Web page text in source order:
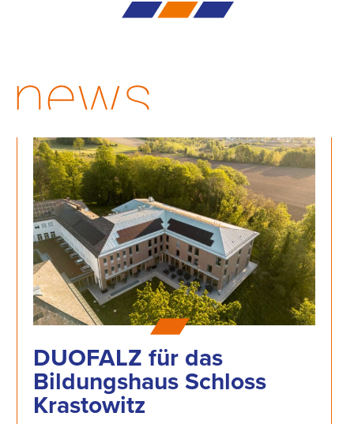
DUOFALZ für das
Bildungshaus Schloss
Krastowitz